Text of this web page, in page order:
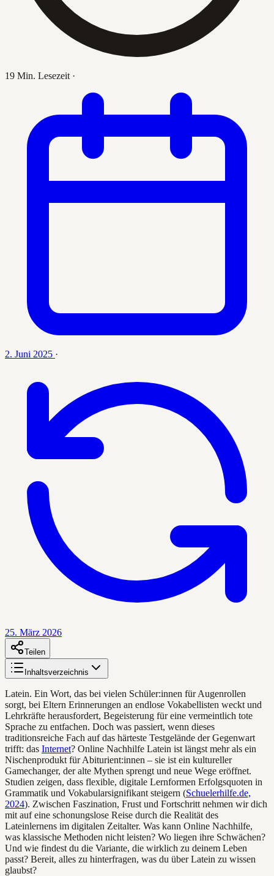
19 Min. Lesezeit ·
2. Juni 2025 ·
25. März 2026
Teilen
Inhaltsverzeichnis
Latein. Ein Wort, das bei vielen Schüler:innen für Augenrollen
sorgt, bei Eltern Erinnerungen an endlose Vokabellisten weckt und
Lehrkräfte herausfordert, Begeisterung für eine vermeintlich tote
Sprache zu entfachen. Doch was passiert, wenn dieses
traditionsreiche Fach auf das härteste Testgelände der Gegenwart
trifft: das Internet? Online Nachhilfe Latein ist längst mehr als ein
Nischenprodukt für Abiturient:innen – sie ist ein kultureller
Gamechanger, der alte Mythen sprengt und neue Wege eröffnet.
Studien zeigen, dass flexible, digitale Lernformen Erfolgsquoten in
Grammatik und Vokabularsignifikant steigern (Schuelerhilfe.de,
2024). Zwischen Faszination, Frust und Fortschritt nehmen wir dich
mit auf eine schonungslose Reise durch die Realität des
Lateinlernens im digitalen Zeitalter. Was kann Online Nachhilfe,
was klassische Methoden nicht leisten? Wo liegen ihre Schwächen?
Und wie findest du die Variante, die wirklich zu deinem Leben
passt? Bereit, alles zu hinterfragen, was du über Latein zu wissen
glaubst?